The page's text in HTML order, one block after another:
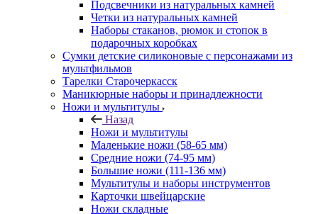
Подсвечники из натуральных камней
Четки из натуральных камней
Наборы стаканов, рюмок и стопок в
подарочных коробках
Сумки детские силиконовые с персонажами из
мультфильмов
Тарелки Старочеркасск
Маникюрные наборы и принадлежности
Ножи и мультитулы
Назад
Ножи и мультитулы
Маленькие ножи (58-65 мм)
Средние ножи (74-95 мм)
Большие ножи (111-136 мм)
Мультитулы и наборы инструментов
Карточки швейцарские
Ножи складные